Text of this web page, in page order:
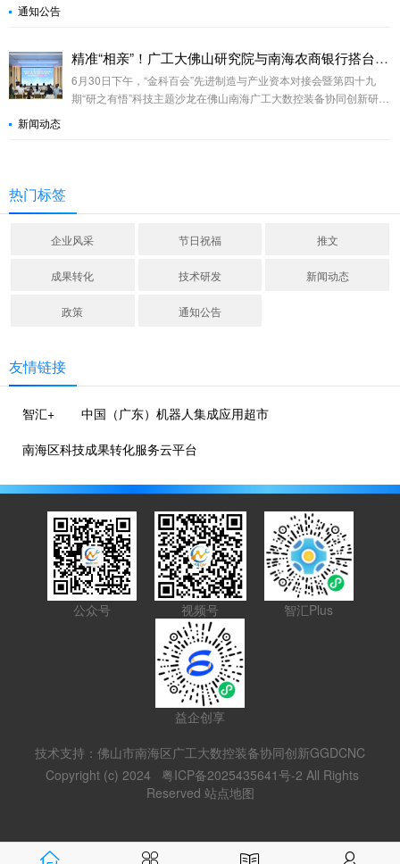
通知公告
精准“相亲”！广工大佛山研究院与南海农商银行搭台，优质项目觅“伯乐”
6月30日下午，“金科百会”先进制造与产业资本对接会暨第四十九
期“研之有悟”科技主题沙龙在佛山南海广工大数控装备协同创新研究
新闻动态
热门标签
企业风采 节日祝福 推文
成果转化 技术研发 新闻动态
政策 通知公告
友情链接
智汇+
中国（广东）机器人集成应用超市
南海区科技成果转化服务云平台
公众号 视频号 智汇Plus
益企创享
技术支持：佛山市南海区广工大数控装备协同创新GGDCNC
Copyright (c) 2024
粤ICP备2025435641号-2 All Rights
Reserved 站点地图